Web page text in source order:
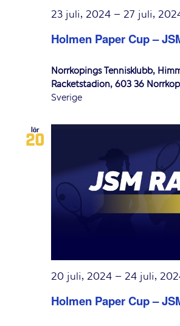
Holmen Paper Cup –
23 juli, 2024 – 27 juli,
Norrköpings Tennisklubb,
Racketstadion, 603 36
Sverige
lör
20
Holmen Paper Cup –
20 juli, 2024 – 24 juli,